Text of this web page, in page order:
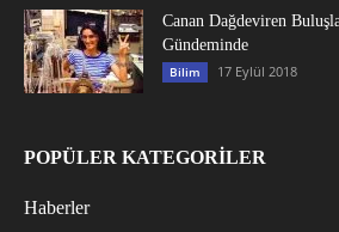
Canan Dağdeviren
Gündeminde
Bilim 17 Eylül 2018
POPÜLER KATEGORİLER
Haberler